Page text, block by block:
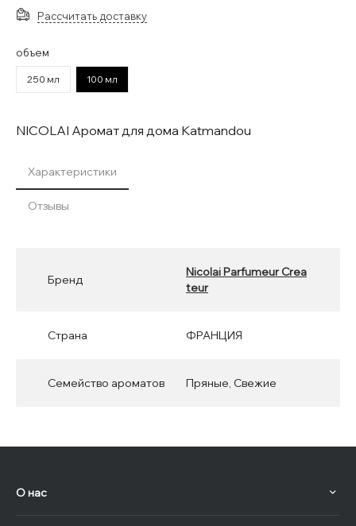
Рассчитать доставку
объем
250 мл 100 мл
NICOLAI Аромат для дома Katmandou
Характеристики
Отзывы
Бренд
Nicolai Parfumeur Crea
teur
Страна ФРАНЦИЯ
Семейство ароматов Пряные, Свежие
О нас